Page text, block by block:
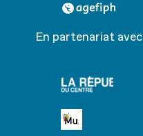
agefiph
En partenariat avec
république
Petite MU